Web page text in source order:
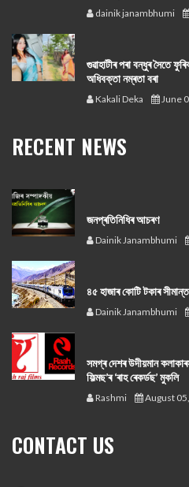
dainik janambhumi
গুৱাহাটীৰ পৰা বন্ধুৰ সৈতে
অধিবক্তা নম্ৰতা বৰা
Kakali Deka June
RECENT NEWS
জনপ্ৰতিনিধিৰ আচৰণ
Dainik Janambhumi
৪৫ হাজাৰ কোটি টকাৰ
Dainik Janambhumi
সমগ্ৰ দেশৰ উদীয়মান
ফিল্মছ’ৰ ‘ৰাহ ৰেকৰ্ডছ’ মুকলি
Rashmi August
CONTACT US